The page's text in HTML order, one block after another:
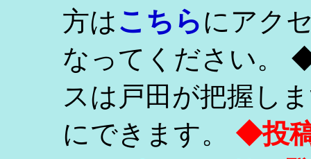
方はこちらにアク
なってください。
スは戸田が把握し
にできます。 ◆投